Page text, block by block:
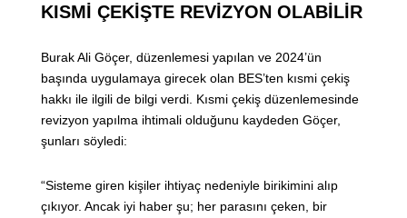
KISMİ ÇEKİŞTE REVİZYON OLABİLİR
Burak Ali Göçer, düzenlemesi yapılan ve 2024’ün
başında uygulamaya girecek olan BES’ten kısmi çekiş
hakkı ile ilgili de bilgi verdi. Kısmi çekiş düzenlemesinde
revizyon yapılma ihtimali olduğunu kaydeden Göçer,
şunları söyledi:
“Sisteme giren kişiler ihtiyaç nedeniyle birikimini alıp
çıkıyor. Ancak iyi haber şu; her parasını çeken, bir